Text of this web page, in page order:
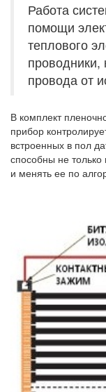
Работа
помощи
теплового
провода от
В комплект
прибор
встроенных в пол
способны не
и менять ее по